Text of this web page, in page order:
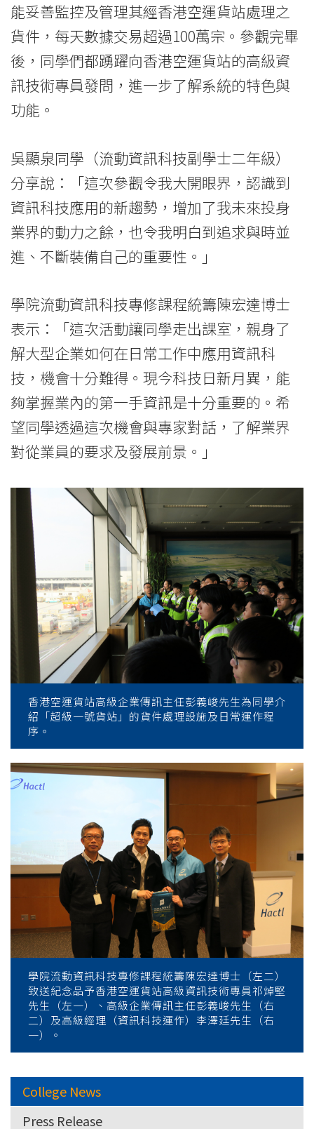
能妥善監控及管理其經香港空運貨站處理之
貨件，每天數據交易超過100萬宗。參觀完畢
後，同學們都踴躍向香港空運貨站的高級資
訊技術專員發問，進一步了解系統的特色與
功能。
吳顯泉同學（流動資訊科技副學士二年級）
分享說：「這次參觀令我大開眼界，認識到
資訊科技應用的新趨勢，增加了我未來投身
業界的動力之餘，也令我明白到追求與時並
進、不斷裝備自己的重要性。」
學院流動資訊科技專修課程統籌陳宏達博士
表示：「這次活動讓同學走出課室，親身了
解大型企業如何在日常工作中應用資訊科
技，機會十分難得。現今科技日新月異，能
夠掌握業內的第一手資訊是十分重要的。希
望同學透過這次機會與專家對話，了解業界
對從業員的要求及發展前景。」
香港空運貨站高級企業傳訊主任彭義峻先生為同學介
紹「超級一號貨站」的貨件處理設施及日常運作程
序。
學院流動資訊科技專修課程統籌陳宏達博士（左二）
致送紀念品予香港空運貨站高級資訊技術專員祁焯堅
先生（左一）、高級企業傳訊主任彭義峻先生（右
二）及高級經理（資訊科技運作）李澤廷先生（右
一）。
College News
Press Release